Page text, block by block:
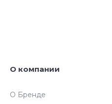
О компании
О Бренде